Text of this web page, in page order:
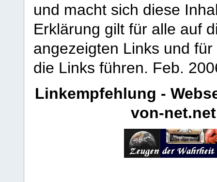
und macht sich diese
Erklärung gilt für alle auf
angezeigten Links und
die Links führen. Feb.
Linkempfehlung -
von-net.net